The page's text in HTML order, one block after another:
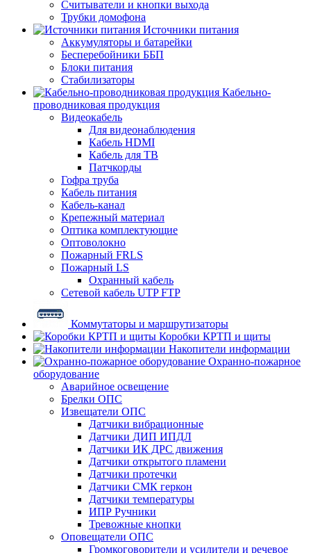
Считыватели и кнопки выхода
Трубки домофона
Источники питания
Аккумуляторы и батарейки
Бесперебойники ББП
Блоки питания
Стабилизаторы
Кабельно-
проводниковая продукция
Видеокабель
Для видеонаблюдения
Кабель HDMI
Кабель для ТВ
Патчкорды
Гофра труба
Кабель питания
Кабель-канал
Крепежный материал
Оптика комплектующие
Оптоволокно
Пожарный FRLS
Пожарный LS
Охранный кабель
Сетевой кабель UTP FTP
Коммутаторы и маршрутизаторы
Коробки КРТП и щиты
Накопители информации
Охранно-пожарное
оборудование
Аварийное освещение
Брелки ОПС
Извещатели ОПС
Датчики вибрационные
Датчики ДИП ИПДЛ
Датчики ИК ДРС движения
Датчики открытого пламени
Датчики протечки
Датчики СМК геркон
Датчики температуры
ИПР Ручники
Тревожные кнопки
Оповещатели ОПС
Громкоговорители и усилители и речевое